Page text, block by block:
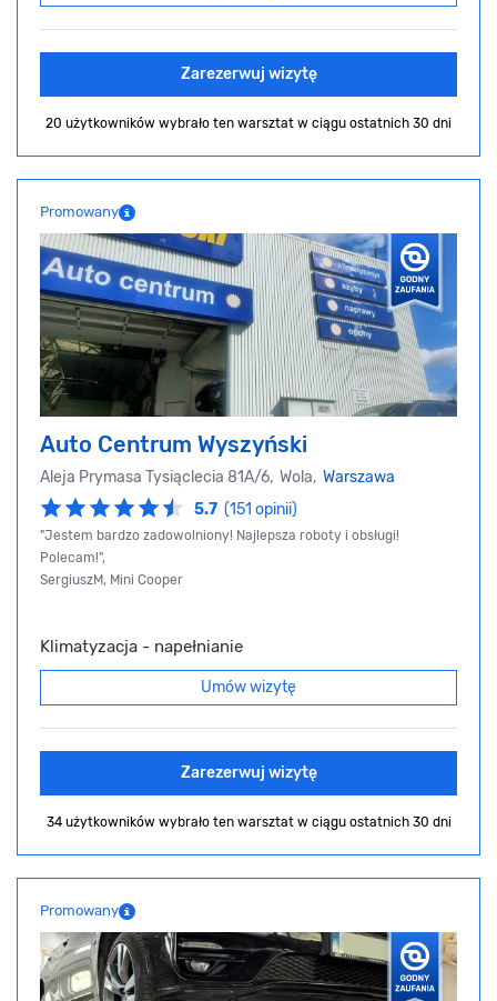
Zarezerwuj wizytę
20 użytkowników wybrało ten warsztat w ciągu ostatnich 30 dni
Promowany
Auto Centrum Wyszyński
Aleja Prymasa Tysiąclecia 81A/6, Wola, Warszawa
5.7 (151 opinii)
"Jestem bardzo zadowolniony! Najlepsza roboty i obsługi!
Polecam!",
SergiuszM, Mini Cooper
Klimatyzacja - napełnianie
Umów wizytę
Zarezerwuj wizytę
34 użytkowników wybrało ten warsztat w ciągu ostatnich 30 dni
Promowany